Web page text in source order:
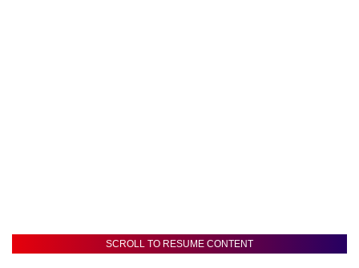
SCROLL TO RESUME CONTENT